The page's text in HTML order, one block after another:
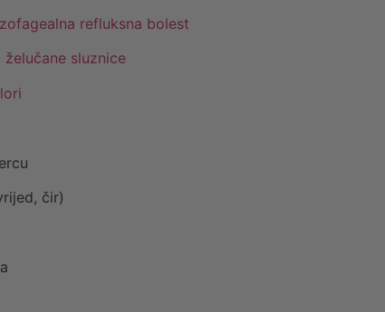
refluksna bolest
želučane sluznice
čir)